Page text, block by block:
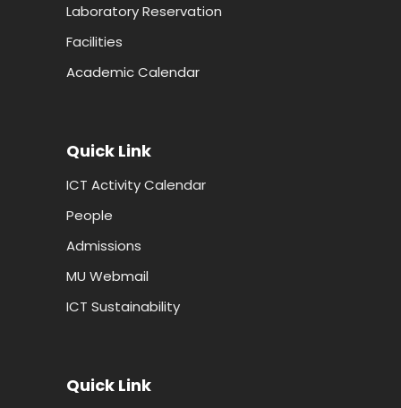
Laboratory Reservation
Facilities
Academic Calendar
Quick Link
ICT Activity Calendar
People
Admissions
MU Webmail
ICT Sustainability
Quick Link